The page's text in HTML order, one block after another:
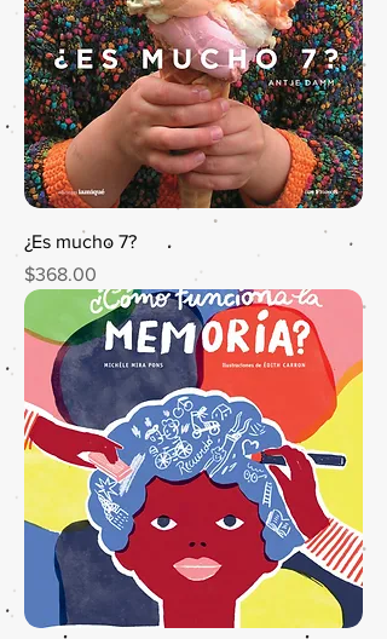
¿Es mucho 7?
Precio
$368.00